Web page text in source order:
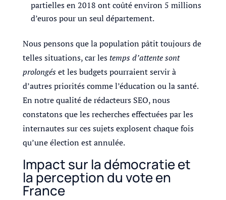
partielles en 2018 ont coûté environ 5 millions
d’euros pour un seul département.
Nous pensons que la population pâtit toujours de
telles situations, car lestemps d’attente sont
prolongéset les budgets pourraient servir à
d’autres priorités comme l’éducation ou la santé.
En notre qualité de rédacteurs SEO, nous
constatons que les recherches effectuées par les
internautes sur ces sujets explosent chaque fois
qu’une élection est annulée.
Impact sur la démocratie et
la perception du vote en
France